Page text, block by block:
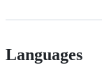
Languages